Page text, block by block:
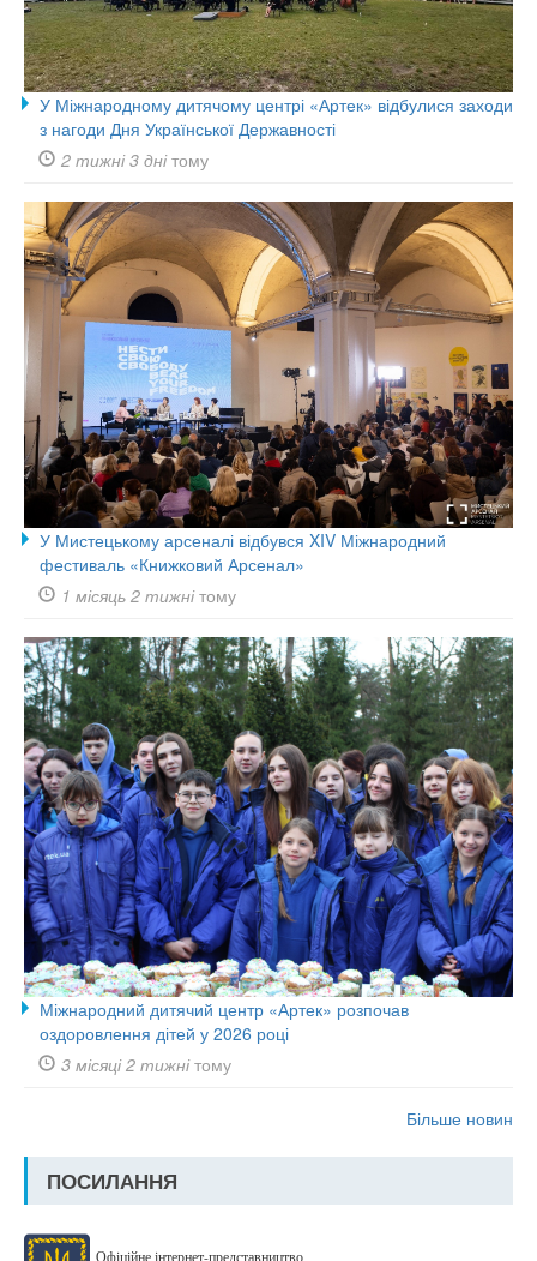
У Міжнародному дитячому центрі «Артек» відбулися заходи
з нагоди Дня Української Державності
2 тижні 3 днітому
У Мистецькому арсеналі відбувся XIV Міжнародний
фестиваль «Книжковий Арсенал»
1 місяць 2 тижнітому
Міжнародний дитячий центр «Артек» розпочав
оздоровлення дітей у 2026 році
3 місяці 2 тижнітому
Більше новин
ПОСИЛАННЯ
Офіційне інтернет-представництво